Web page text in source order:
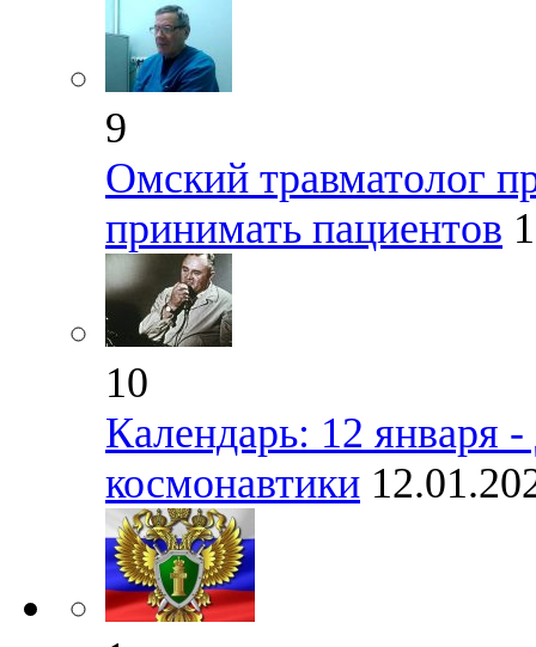
9
Омский травматолог
принимать пациентов
10
Календарь: 12 января
космонавтики